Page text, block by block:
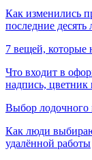
Как изменились
последние десять
7 вещей, которые
Что входит в
надпись, цветник
Выбор лодочного
Как люди
удалённой работы